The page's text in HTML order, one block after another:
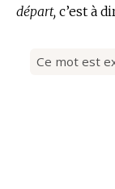
départ, c’est à
Ce mot est